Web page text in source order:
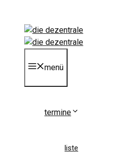
springen
menü
termine
liste